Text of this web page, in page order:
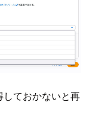
ておかないと再